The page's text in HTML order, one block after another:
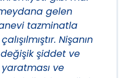
gelen
tazminatla
Nişanın
şiddet ve
ve